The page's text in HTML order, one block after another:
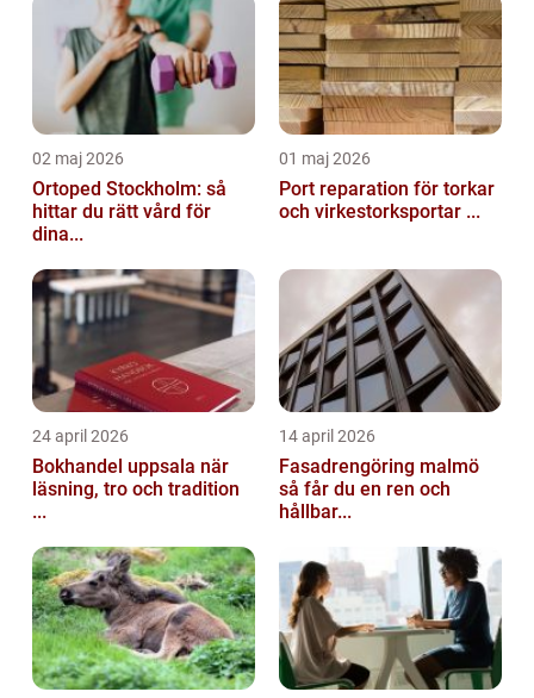
02 maj 2026
Ortoped Stockholm: så
hittar du rätt vård för
dina...
01 maj 2026
Port reparation för torkar
och virkestorksportar ...
24 april 2026
Bokhandel uppsala när
läsning, tro och tradition
...
14 april 2026
Fasadrengöring malmö
så får du en ren och
hållbar...